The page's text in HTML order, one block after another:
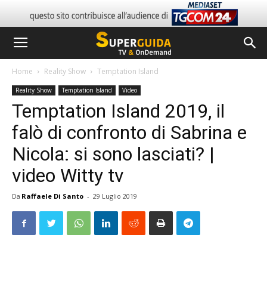
Home Reality Show Temptation Island
Reality Show Temptation Island Video
Temptation Island 2019, il
falò di confronto di Sabrina e
Nicola: si sono lasciati? |
video Witty tv
Da Raffaele Di Santo - 29 Luglio 2019